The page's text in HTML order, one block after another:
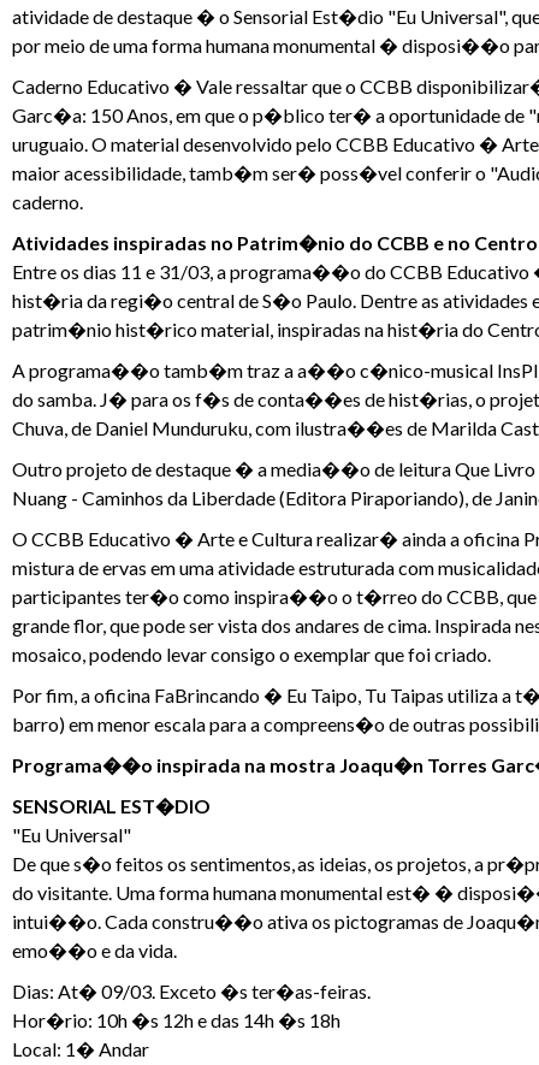
atividade de destaque � o Sensorial Est�dio "Eu Universal",
por meio de uma forma humana monumental � disposi��o
Caderno Educativo � Vale ressaltar que o CCBB
Garc�a: 150 Anos, em que o p�blico ter� a oportunidade de
uruguaio. O material desenvolvido pelo CCBB Educativo �
maior acessibilidade, tamb�m ser� poss�vel conferir o
caderno.
Atividades inspiradas no Patrim�nio do CCBB e no
Entre os dias 11 e 31/03, a programa��o do CCBB
hist�ria da regi�o central de S�o Paulo. Dentre as atividades
patrim�nio hist�rico material, inspiradas na hist�ria do
A programa��o tamb�m traz a a��o c�nico-musical
do samba. J� para os f�s de conta��es de hist�rias, o
Chuva, de Daniel Munduruku, com ilustra��es de Marilda
Outro projeto de destaque � a media��o de leitura Que
Nuang - Caminhos da Liberdade (Editora Piraporiando), de
O CCBB Educativo � Arte e Cultura realizar� ainda a oficina
mistura de ervas em uma atividade estruturada com
participantes ter�o como inspira��o o t�rreo do CCBB, que
grande flor, que pode ser vista dos andares de cima.
mosaico, podendo levar consigo o exemplar que foi criado.
Por fim, a oficina FaBrincando � Eu Taipo, Tu Taipas utiliza a
barro) em menor escala para a compreens�o de outras
Programa��o inspirada na mostra Joaqu�n Torres
SENSORIAL EST�DIO
"Eu Universal"
De que s�o feitos os sentimentos, as ideias, os projetos, a
do visitante. Uma forma humana monumental est� �
intui��o. Cada constru��o ativa os pictogramas de
emo��o e da vida.
Dias: At� 09/03. Exceto �s ter�as-feiras.
Hor�rio: 10h �s 12h e das 14h �s 18h
Local: 1� Andar